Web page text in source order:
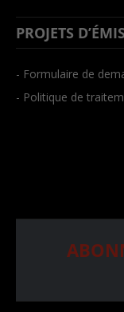
PROJETS
- Formulaire de
- Politique de